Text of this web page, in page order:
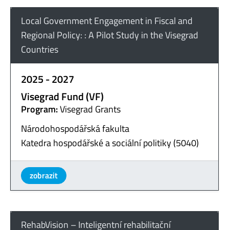
Local Government Engagement in Fiscal and
Regional Policy: : A Pilot Study in the Visegrad
Countries
2025 - 2027
Visegrad Fund (VF)
Program:Visegrad Grants
Národohospodářská fakulta
Katedra hospodářské a sociální politiky (5040)
zobrazit
RehabVision – Inteligentní rehabilitační